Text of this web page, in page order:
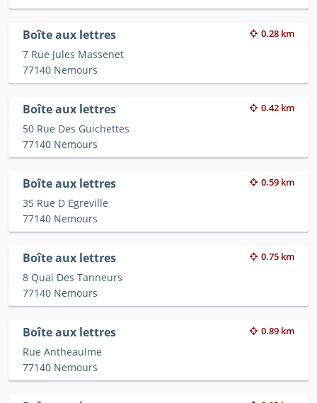
Boîte aux lettres 0.28 km
7 Rue Jules Massenet
77140 Nemours
Boîte aux lettres 0.42 km
50 Rue Des Guichettes
77140 Nemours
Boîte aux lettres 0.59 km
35 Rue D Egreville
77140 Nemours
Boîte aux lettres 0.75 km
8 Quai Des Tanneurs
77140 Nemours
Boîte aux lettres 0.89 km
Rue Antheaulme
77140 Nemours